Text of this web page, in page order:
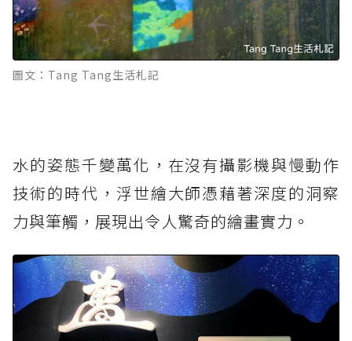
圖文：Tang Tang生活札記
水的姿態千變萬化，在沒有攝影機與慢動作
技術的時代，浮世繪大師憑藉著深度的洞察
力與筆觸，展現出令人驚奇的繪畫實力。